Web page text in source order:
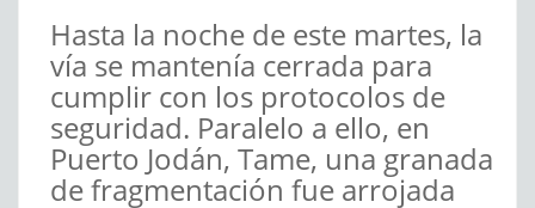
Hasta la noche de este martes, la
vía se mantenía cerrada para
cumplir con los protocolos de
seguridad. Paralelo a ello, en
Puerto Jodán, Tame, una granada
de fragmentación fue arrojada